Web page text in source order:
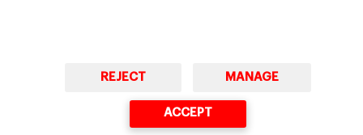
REJECT MANAGE
ACCEPT
© Copyright, 2026. IESE Business School | University of Navarra
Cookies Ciberseguridad